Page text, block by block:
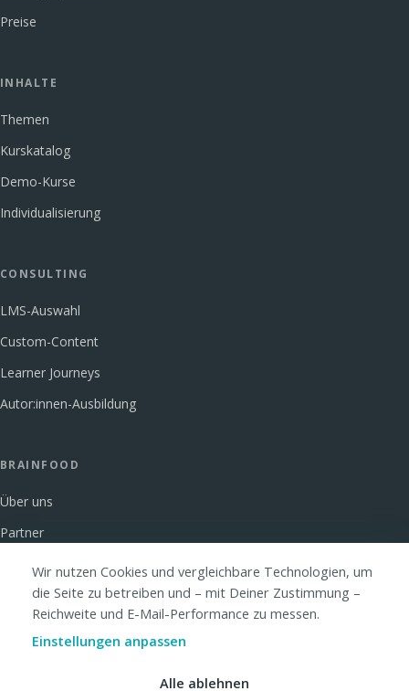
Preise
INHALTE
Themen
Kurskatalog
Demo-Kurse
Individualisierung
CONSULTING
LMS-Auswahl
Custom-Content
Learner Journeys
Autor:innen-Ausbildung
BRAINFOOD
Über uns
Partner
GlossarWir nutzen Cookies und vergleichbare Technologien, um
die Seite zu betreiben und – mit Deiner Zustimmung –
Reichweite und E-Mail-Performance zu messen.
Einstellungen anpassen
Alle ablehnen